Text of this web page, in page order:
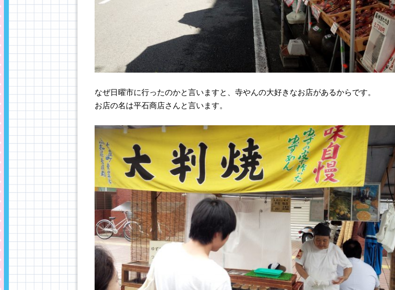
なぜ日曜市に行ったのかと言いますと、寺やんの大好きなお店があるからです。
お店の名は平石商店さんと言います。